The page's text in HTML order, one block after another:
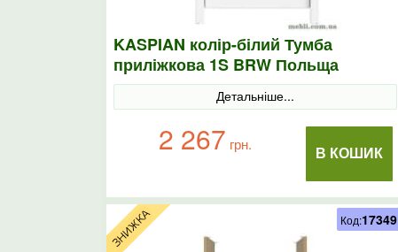
KASPIAN колір-білий Тумба
приліжкова 1S BRW Польща
Детальніше...
В КОШИК
2 267 грн.
Код:17349